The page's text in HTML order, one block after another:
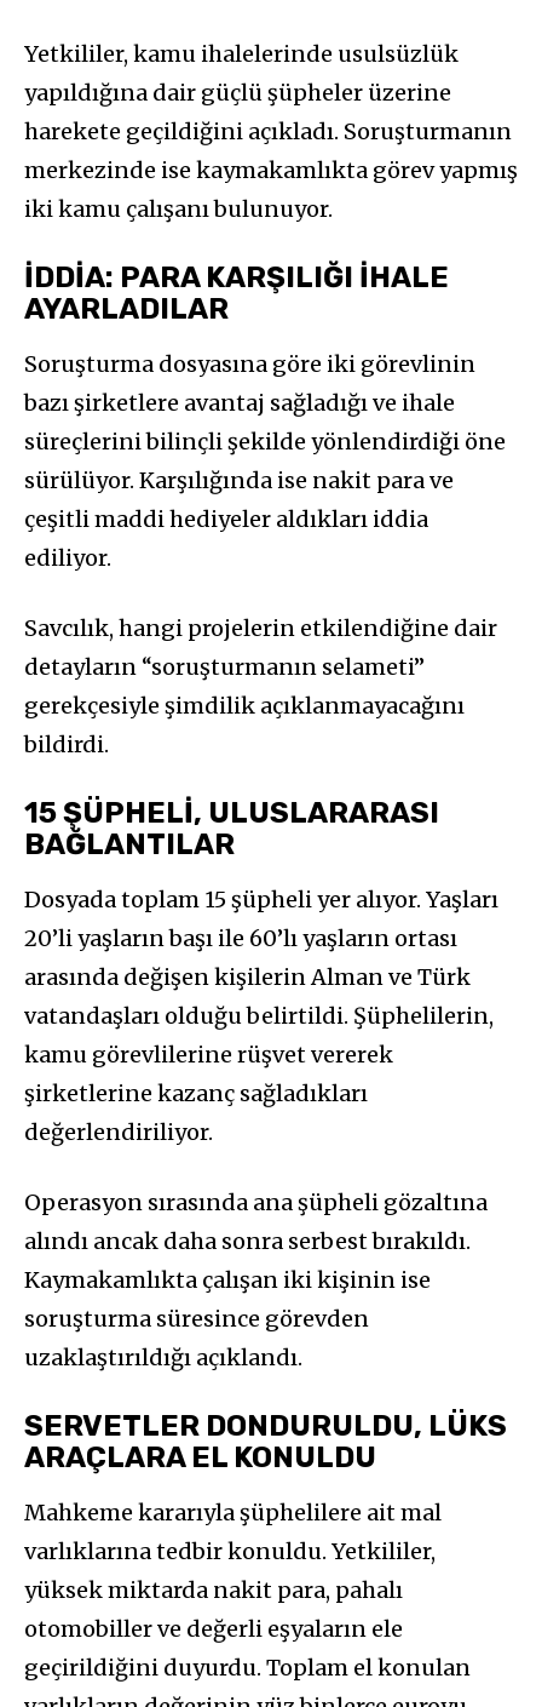
Yetkililer, kamu ihalelerinde usulsüzlük
yapıldığına dair güçlü şüpheler üzerine
harekete geçildiğini açıkladı. Soruşturmanın
merkezinde ise kaymakamlıkta görev yapmış
iki kamu çalışanı bulunuyor.
İDDİA: PARA KARŞILIĞI İHALE
AYARLADILAR
Soruşturma dosyasına göre iki görevlinin
bazı şirketlere avantaj sağladığı ve ihale
süreçlerini bilinçli şekilde yönlendirdiği öne
sürülüyor. Karşılığında ise nakit para ve
çeşitli maddi hediyeler aldıkları iddia
ediliyor.
Savcılık, hangi projelerin etkilendiğine dair
detayların “soruşturmanın selameti”
gerekçesiyle şimdilik açıklanmayacağını
bildirdi.
15 ŞÜPHELİ, ULUSLARARASI
BAĞLANTILAR
Dosyada toplam 15 şüpheli yer alıyor. Yaşları
20’li yaşların başı ile 60’lı yaşların ortası
arasında değişen kişilerin Alman ve Türk
vatandaşları olduğu belirtildi. Şüphelilerin,
kamu görevlilerine rüşvet vererek
şirketlerine kazanç sağladıkları
değerlendiriliyor.
Operasyon sırasında ana şüpheli gözaltına
alındı ancak daha sonra serbest bırakıldı.
Kaymakamlıkta çalışan iki kişinin ise
soruşturma süresince görevden
uzaklaştırıldığı açıklandı.
SERVETLER DONDURULDU, LÜKS
ARAÇLARA EL KONULDU
Mahkeme kararıyla şüphelilere ait mal
varlıklarına tedbir konuldu. Yetkililer,
yüksek miktarda nakit para, pahalı
otomobiller ve değerli eşyaların ele
geçirildiğini duyurdu. Toplam el konulan